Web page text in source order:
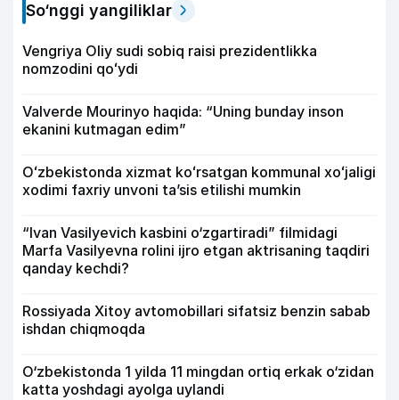
So‘nggi yangiliklar
Vengriya Oliy sudi sobiq raisi prezidentlikka
nomzodini qoʻydi
Valverde Mourinyo haqida: “Uning bunday inson
ekanini kutmagan edim”
Oʻzbekistonda xizmat koʻrsatgan kommunal xoʻjaligi
xodimi faxriy unvoni taʼsis etilishi mumkin
“Ivan Vasilyevich kasbini o‘zgartiradi” filmidagi
Marfa Vasilyevna rolini ijro etgan aktrisaning taqdiri
qanday kechdi?
Rossiyada Xitoy avtomobillari sifatsiz benzin sabab
ishdan chiqmoqda
O‘zbekistonda 1 yilda 11 mingdan ortiq erkak o‘zidan
katta yoshdagi ayolga uylandi